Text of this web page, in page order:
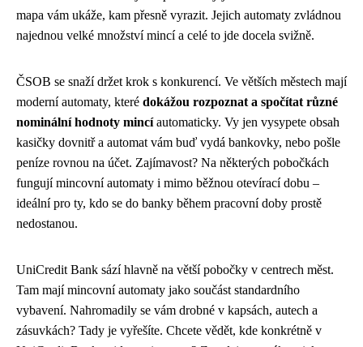
mapa vám ukáže, kam přesně vyrazit. Jejich automaty zvládnou
najednou velké množství mincí a celé to jde docela svižně.
ČSOB se snaží držet krok s konkurencí. Ve větších městech mají
moderní automaty, které dokážou rozpoznat a spočítat různé
nominální hodnoty mincíautomaticky. Vy jen vysypete obsah
kasičky dovnitř a automat vám buď vydá bankovky, nebo pošle
peníze rovnou na účet. Zajímavost? Na některých pobočkách
fungují mincovní automaty i mimo běžnou otevírací dobu –
ideální pro ty, kdo se do banky během pracovní doby prostě
nedostanou.
UniCredit Bank sází hlavně na větší pobočky v centrech měst.
Tam mají mincovní automaty jako součást standardního
vybavení. Nahromadily se vám drobné v kapsách, autech a
zásuvkách? Tady je vyřešíte. Chcete vědět, kde konkrétně v